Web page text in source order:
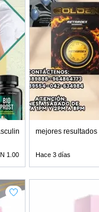
1.00
mejores
Hace 3 días